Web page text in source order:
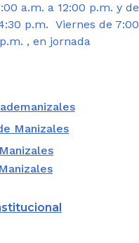
a.m. a 12:00 p.m. y de
p.m. Viernes de 7:00
, en jornada
Manizales